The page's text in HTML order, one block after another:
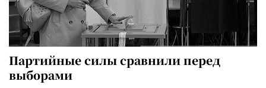
Партийные силы сравнили перед
выборами